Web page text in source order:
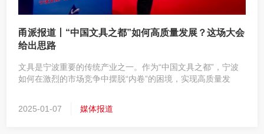
甬派报道丨“中国文具之都”如何高质量发展？这场大会
给出思路
文具是宁波重要的传统产业之一。作为“中国文具之都”，宁波
如何在激烈的市场竞争中摆脱“内卷”的困境，实现高质量发
2025-01-07
媒体报道